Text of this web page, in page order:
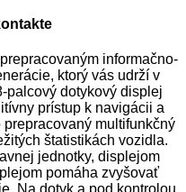
informačno-
ktorý vás udrží v
palcový dotykový displej
prístup k navigácii a
multifunkčný
štatistikách vozidla.
jednotky, displejom
pomáha zvyšovať